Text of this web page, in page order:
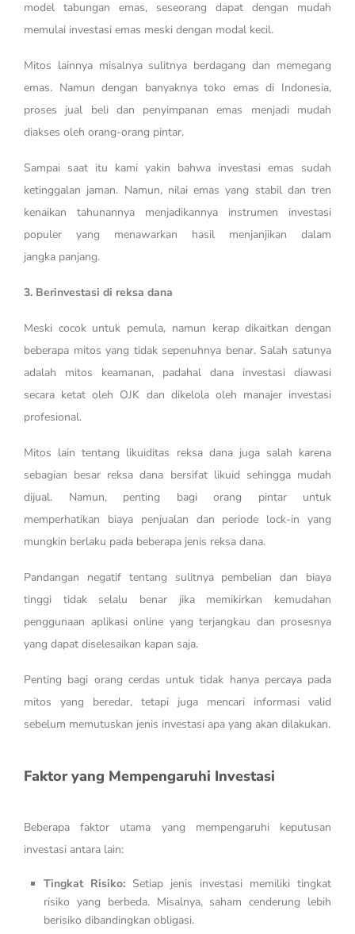
model tabungan emas, seseorang dapat dengan mudah
memulai investasi emas meski dengan modal kecil.
Mitos lainnya misalnya sulitnya berdagang dan memegang
emas. Namun dengan banyaknya toko emas di Indonesia,
proses jual beli dan penyimpanan emas menjadi mudah
diakses oleh orang-orang pintar.
Sampai saat itu kami yakin bahwa investasi emas sudah
ketinggalan jaman. Namun, nilai emas yang stabil dan tren
kenaikan tahunannya menjadikannya instrumen investasi
populer yang menawarkan hasil menjanjikan dalam
jangka panjang.
3. Berinvestasi di reksa dana
Meski cocok untuk pemula, namun kerap dikaitkan dengan
beberapa mitos yang tidak sepenuhnya benar. Salah satunya
adalah mitos keamanan, padahal dana investasi diawasi
secara ketat oleh OJK dan dikelola oleh manajer investasi
profesional.
Mitos lain tentang likuiditas reksa dana juga salah karena
sebagian besar reksa dana bersifat likuid sehingga mudah
dijual. Namun, penting bagi orang pintar untuk
memperhatikan biaya penjualan dan periode lock-in yang
mungkin berlaku pada beberapa jenis reksa dana.
Pandangan negatif tentang sulitnya pembelian dan biaya
tinggi tidak selalu benar jika memikirkan kemudahan
penggunaan aplikasi online yang terjangkau dan prosesnya
yang dapat diselesaikan kapan saja.
Penting bagi orang cerdas untuk tidak hanya percaya pada
mitos yang beredar, tetapi juga mencari informasi valid
sebelum memutuskan jenis investasi apa yang akan dilakukan.
Faktor yang Mempengaruhi Investasi
Beberapa faktor utama yang mempengaruhi keputusan
investasi antara lain:
Tingkat Risiko: Setiap jenis investasi memiliki tingkat
risiko yang berbeda. Misalnya, saham cenderung lebih
berisiko dibandingkan obligasi.